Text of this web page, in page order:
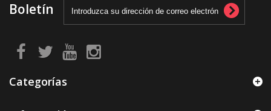
Boletín
Categorías